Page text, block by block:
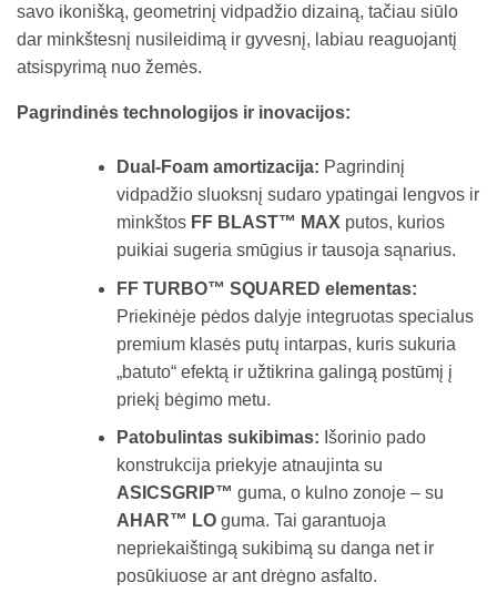
savo ikonišką, geometrinį vidpadžio dizainą, tačiau siūlo
dar minkštesnį nusileidimą ir gyvesnį, labiau reaguojantį
atsispyrimą nuo žemės.
Pagrindinės technologijos ir inovacijos:
Dual-Foam amortizacija: Pagrindinį
vidpadžio sluoksnį sudaro ypatingai lengvos ir
minkštos FF BLAST™ MAX putos, kurios
puikiai sugeria smūgius ir tausoja sąnarius.
FF TURBO™ SQUARED elementas:
Priekinėje pėdos dalyje integruotas specialus
premium klasės putų intarpas, kuris sukuria
„batuto“ efektą ir užtikrina galingą postūmį į
priekį bėgimo metu.
Patobulintas sukibimas: Išorinio pado
konstrukcija priekyje atnaujinta su
ASICSGRIP™ guma, o kulno zonoje – su
AHAR™ LOguma. Tai garantuoja
nepriekaištingą sukibimą su danga net ir
posūkiuose ar ant drėgno asfalto.